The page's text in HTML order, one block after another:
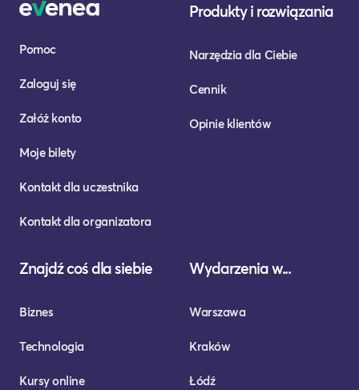
Pomoc
Zaloguj się
Załóż konto
Moje bilety
Kontakt dla uczestnika
Kontakt dla organizatora
Produkty i rozwiązania
Narzędzia dla Ciebie
Cennik
Opinie klientów
Znajdź coś dla siebie
Biznes
Technologia
Kursy online
Wydarzenia w...
Warszawa
Kraków
Łódź